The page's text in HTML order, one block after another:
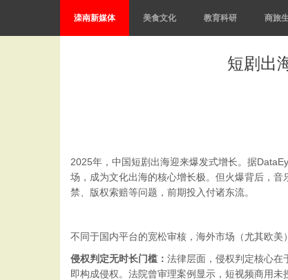
滦南新媒体 美食文化 教育科研 商旅
短剧出
2025年，中国短剧出海迎来爆发式增长。据
场，成为文化出海的核心增长极。但火爆背后，
禁、版权索赔等问题，前期投入付诸东流。
不同于国内平台的宽松审核，海外市场（尤其欧美
侵权判定无时长门槛： 法律层面，侵权判定核心在
即构成侵权。法院曾审理案例显示，短视频商用